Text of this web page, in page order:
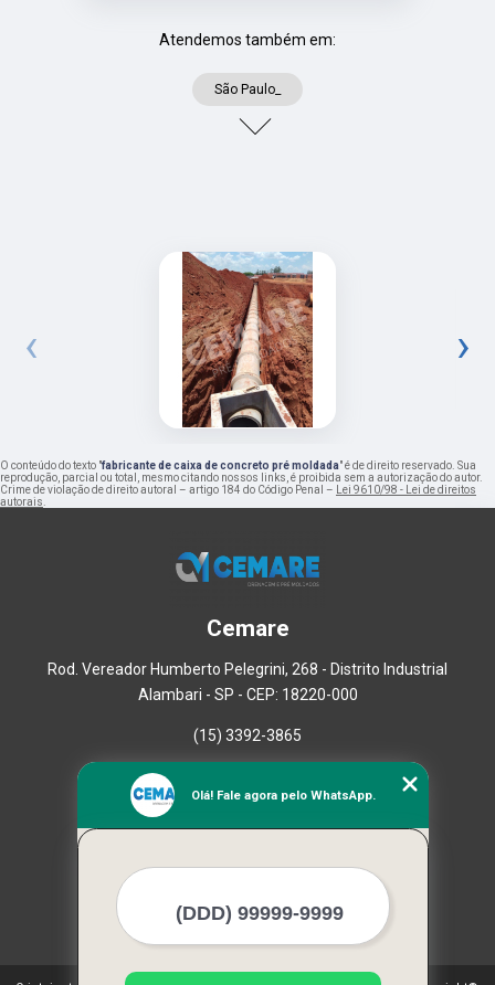
Atendemos também em:
São Paulo_
‹ ›
O conteúdo do texto "fabricante de caixa de concreto pré moldada" é de direito reservado. Sua
reprodução, parcial ou total, mesmo citando nossos links, é proibida sem a autorização do autor.
Crime de violação de direito autoral – artigo 184 do Código Penal –
Lei 9610/98 - Lei de direitos
autorais
Cemare
Rod. Vereador Humberto Pelegrini, 268 - Distrito Industrial
Alambari - SP - CEP: 18220-000
(15) 3392-3865
Empresa
Missão
Mapa do site
Mais Serviços
Olá! Fale agora pelo WhatsApp.